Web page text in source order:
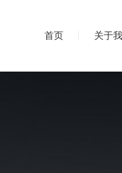
首页 关于